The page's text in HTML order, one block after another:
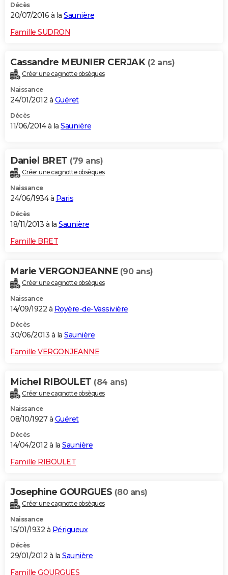
Décès
20/07/2016 à la Saunière
Famille SUDRON
Cassandre MEUNIER CERJAK (2 ans)
Créer une cagnotte obsèques
Naissance
24/01/2012 à Guéret
Décès
11/06/2014 à la Saunière
Daniel BRET (79 ans)
Créer une cagnotte obsèques
Naissance
24/06/1934 à Paris
Décès
18/11/2013 à la Saunière
Famille BRET
Marie VERGONJEANNE (90 ans)
Créer une cagnotte obsèques
Naissance
14/09/1922 à Royère-de-Vassivière
Décès
30/06/2013 à la Saunière
Famille VERGONJEANNE
Michel RIBOULET (84 ans)
Créer une cagnotte obsèques
Naissance
08/10/1927 à Guéret
Décès
14/04/2012 à la Saunière
Famille RIBOULET
Josephine GOURGUES (80 ans)
Créer une cagnotte obsèques
Naissance
15/01/1932 à Périgueux
Décès
29/01/2012 à la Saunière
Famille GOURGUES